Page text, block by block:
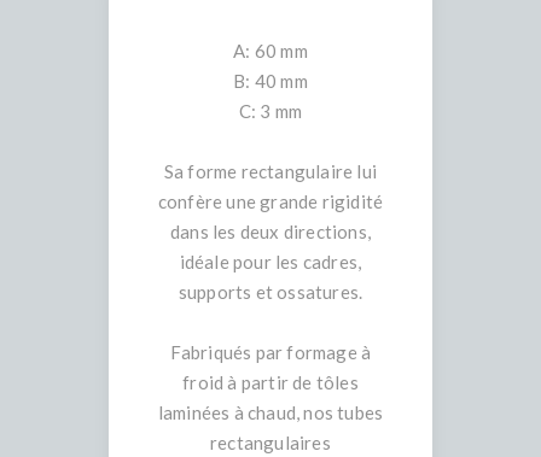
A: 60 mm
B: 40 mm
C: 3 mm
Sa forme rectangulaire lui
confère une grande rigidité
dans les deux directions,
idéale pour les cadres,
supports et ossatures.
Fabriqués par formage à
froid à partir de tôles
laminées à chaud, nos tubes
rectangulaires